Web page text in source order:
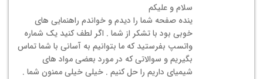
سلام و علیکم
ینده صفحه شما را دیدم و خواندم راهنمایی های
خوبی بود با تشکر از شما . اگر لطف کنید یک شماره
واتسپ بفرستید که ما بتوانیم به آسانی با شما تماس
بگیریم و سوالاتی که در مورد بعضی مواد های
شیمیای داریم را حل کنیم . خیلی خیلی ممنون شما .